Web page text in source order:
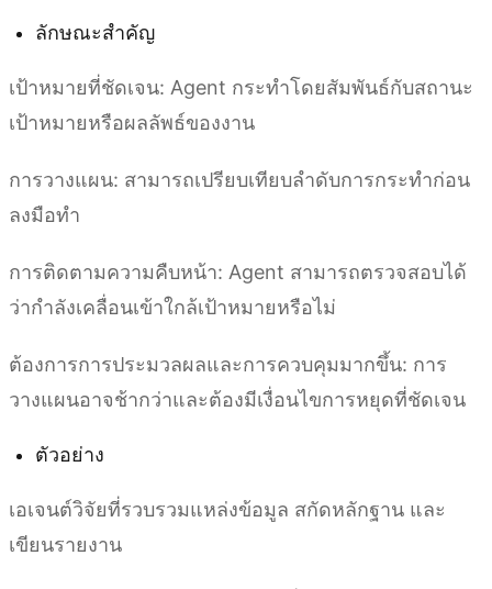
ลักษณะสำคัญ
เป้าหมายที่ชัดเจน: Agent กระทำโดยสัมพันธ์กับสถานะ
เป้าหมายหรือผลลัพธ์ของงาน
การวางแผน: สามารถเปรียบเทียบลำดับการกระทำก่อน
ลงมือทำ
การติดตามความคืบหน้า: Agent สามารถตรวจสอบได้
ว่ากำลังเคลื่อนเข้าใกล้เป้าหมายหรือไม่
ต้องการการประมวลผลและการควบคุมมากขึ้น: การ
วางแผนอาจช้ากว่าและต้องมีเงื่อนไขการหยุดที่ชัดเจน
ตัวอย่าง
เอเจนต์วิจัยที่รวบรวมแหล่งข้อมูล สกัดหลักฐาน และ
เขียนรายงาน